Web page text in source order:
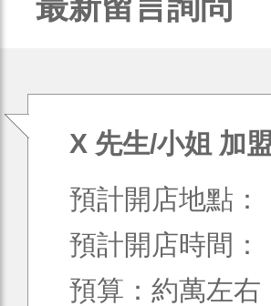
X 先生/小姐 加
預計開店地點：
預計開店時間：
預算：約萬左右